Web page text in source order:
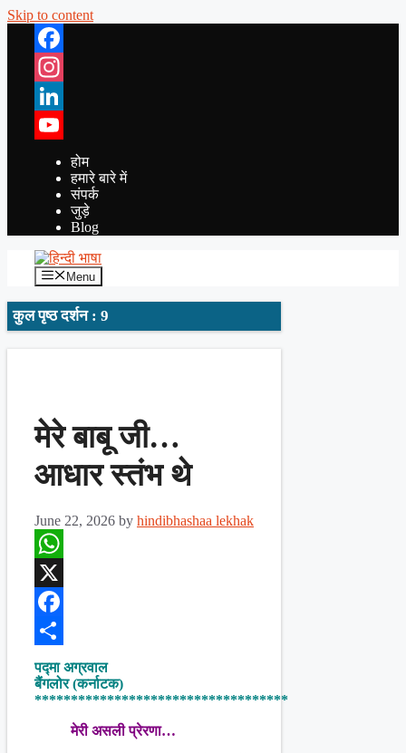
Skip to content
Facebook
Instagram
LinkedIn
YouTube
होम
हमारे बारे में
संपर्क
जुड़े
Blog
Menu
कुल पृष्ठ दर्शन : 9
मेरे बाबू जी…
आधार स्तंभ थे
June 22, 2026 by hindibhashaa lekhak
WhatsApp
X
Facebook
Share
पद्मा अग्रवाल
बैंगलोर (कर्नाटक)
***********************************
मेरी असली प्रेरणा…